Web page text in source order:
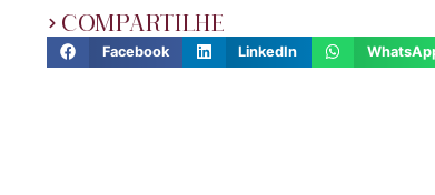
COMPARTILHE
Facebook LinkedIn